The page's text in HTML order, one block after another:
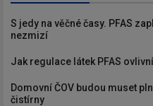
S jedy na věčné časy. PFAS
nezmizí
Jak regulace látek PFAS
Domovní ČOV budou muset
čistírny